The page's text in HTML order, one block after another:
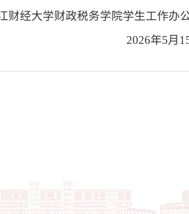
财经大学财政税务学院学生工作办
2026年5月